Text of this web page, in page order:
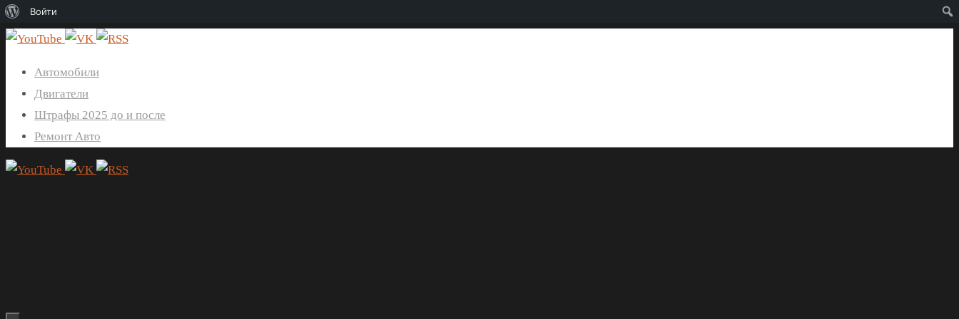
Перейти
содержимому
WordPress
Войти
Автомобили
Двигатели
Штрафы 2025 до и после
Ремонт Авто